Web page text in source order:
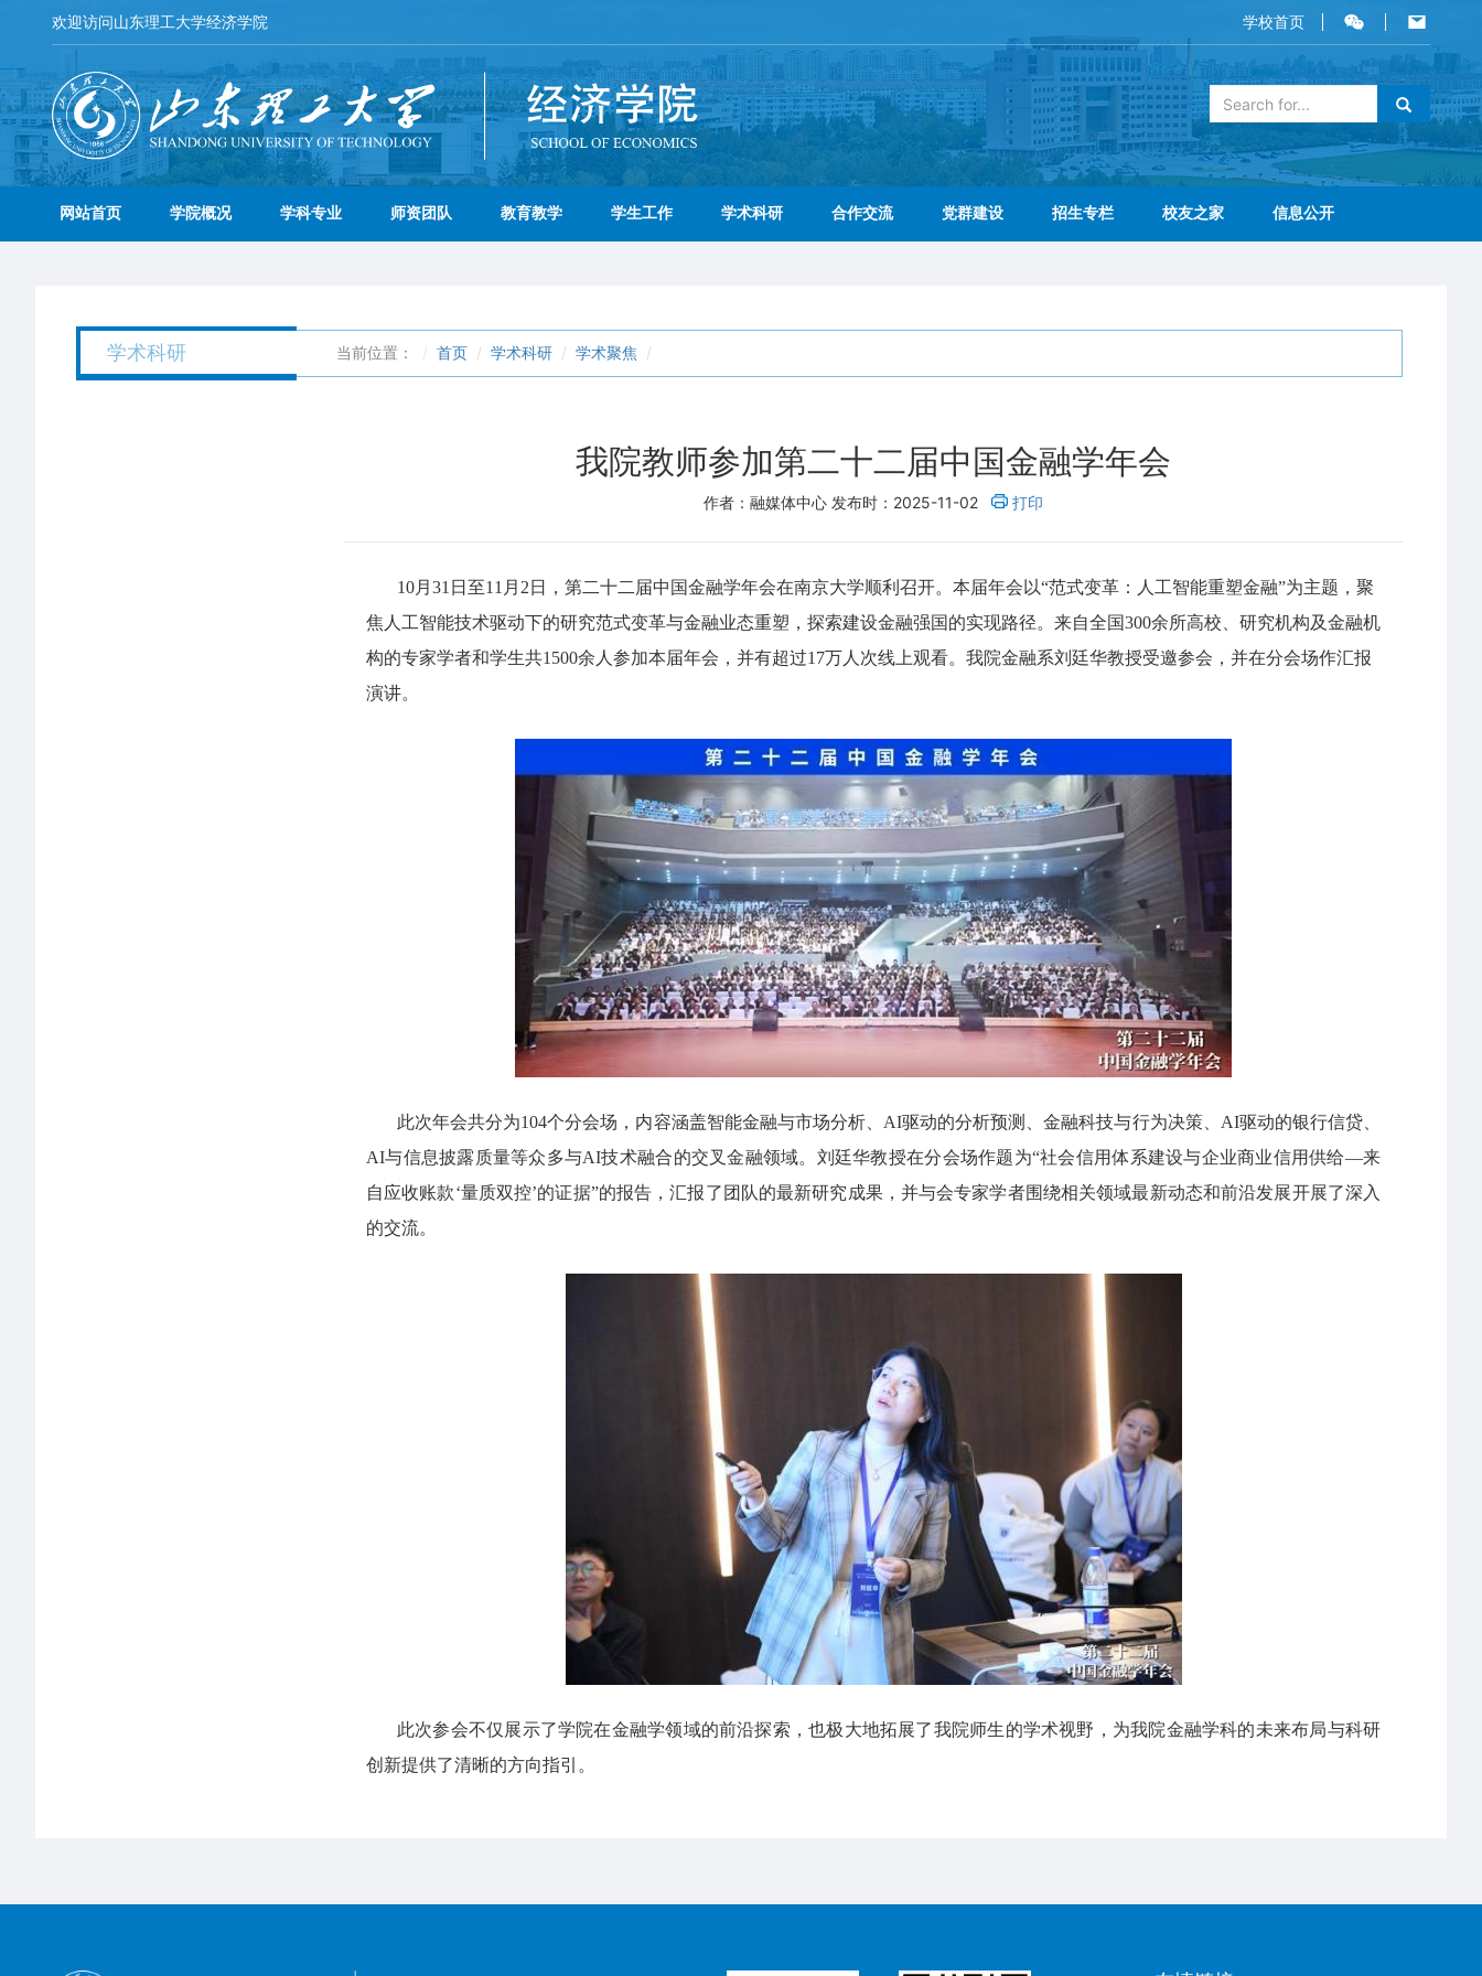
欢迎访问山东理工大学经济学院 学校首页
网站首页 学院概况 学科专业 师资团队 教育教学 学生工作 学术科研 合作交流 党群建设 招生专栏 校友之家 信息公开
学术科研 当前位置： 首页 学术科研 学术聚焦
我院教师参加第二十二届中国金融学年会
作者：融媒体中心 发布时：2025-11-02 打印
10月31日至11月2日，第二十二届中国金融学年会在南京大学顺利召开。本届年会以“范式变革：人工智能重塑金融”为主题，聚
焦人工智能技术驱动下的研究范式变革与金融业态重塑，探索建设金融强国的实现路径。来自全国300余所高校、研究机构及金融机
构的专家学者和学生共1500余人参加本届年会，并有超过17万人次线上观看。我院金融系刘廷华教授受邀参会，并在分会场作汇报
演讲。
此次年会共分为104个分会场，内容涵盖智能金融与市场分析、AI驱动的分析预测、金融科技与行为决策、AI驱动的银行信贷、
AI与信息披露质量等众多与AI技术融合的交叉金融领域。刘廷华教授在分会场作题为“社会信用体系建设与企业商业信用供给—来
自应收账款‘量质双控’的证据”的报告 ，汇报了团队的最新研究成果，并与会专家学者围绕相关领域最新动态和前沿发展开展了深入
的交流。
此次参会不仅展示了学院在金融学领域的前沿探索，也极大地拓展了我院师生的学术视野，为我院金融学科的未来布局与科研
创新提供了清晰的方向指引。